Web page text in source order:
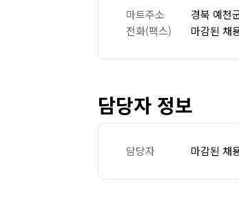
마트주소 경북 예천
전화(팩스)
마감된 채
담당자 정보
담당자 마감된 채